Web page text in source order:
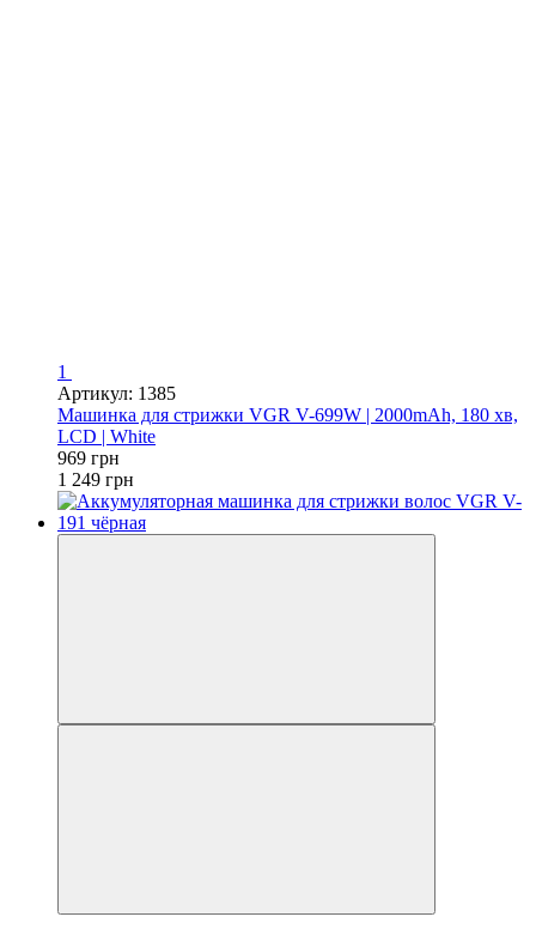
1
Артикул: 1385
Машинка для стрижки VGR V-699W | 2000mAh, 180 хв,
LCD | White
969 грн
1 249 грн